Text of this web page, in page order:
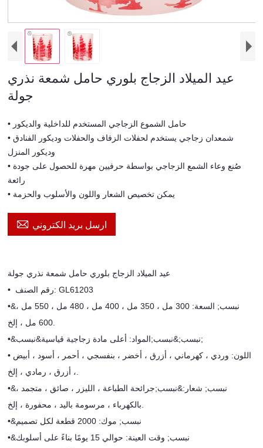
عيد الميلاد الزجاج بلوري حامل شمعة نذري
جولة
• حامل الشموع الزجاجي المستخدم للداخلية والديكور
• شمعدان زجاجي يستخدم لحفلات الزفاف والحفلات وديكور الفنادق
وديكور المنزل
• صُنع وعاء الشمع الزجاجي بواسطة حرفيين مهرة للحصول على جودة
رائعة
• يمكن تخصيص الشعار واللون والأسلوب والحزمة
 ارسل بريد الكتروني
عيد الميلاد الزجاج بلوري حامل شمعة نذري جولة
•
رقم الصنف: GL61203
•&نبسب; السعة: 300 مل ، 350 مل ، 400 مل ، 480 مل ، 550 مل ،
•
&نبسب;&نبسب;المواد: أعلى مادة زجاجية قياسية&نبسب;
• اللون: وردي ، كهرماني ، أزرق ، أخضر ، بنفسجي ، أحمر ، أسود ، أبيض
•
&نبسب; شعار:&نبسب;جرائحة الطباعة ، الليزر ، صائق ، متجمد ،
•
&نبسب; موك: 2000 قطعة لكل تصميم
•&نبسب; وقت العينة: حوالي 15 يومًا بناءً على أسلوبك